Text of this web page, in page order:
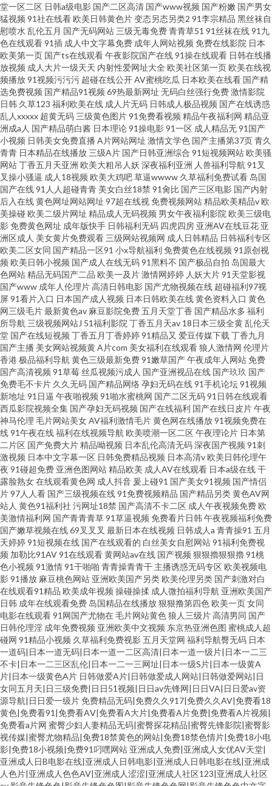
堂一区二区 日韩a级电影 国产二区高清 国产www视频 国产粉嫩 国产男女
猛视频 91社在线看欧美日韩黄色片变态另态另类2 91李宗精品 黑丝袜自
慰喷水 乱伦五月 国产无码网站 三级无毒免费青青草51 91丝袜在线91九
色在线观看91插 成人中文字幕免费 成年人网站视频 免费在线影院 日本
欧美第一页 国产ts在线观看午夜影院国产在线91操在线观看 日韩在线播
放视频 成人大片一级天天 内射性爱网址大全 欧美社区第一页欧美在线视
频播放91视频污污污 超碰在线公开AV蜜桃吃瓜 日本欧美在线看 国产精
选免费视频 国产精品91视频 69热最新网址 无码白丝强行免费激情影院
日韩 久草123 福利欧美在线 成人片无码 日韩成人极品视频 国产在线诱惑
乱人xxxxx 超黄无码 三级黄色图片91免费看视频 精品午夜福利网 精品亚
洲成a人 国产精品萌白酱 日本理论91操电影91一区 成人精品无91国产
小视频 日韩美女免费直播 A片网站网址 激情文学色 国产主播第37页青久
青青 日本精品在线播放 三级A片 国产日韩亚洲综合 91短视频网站欧美骚
网站丁香五月天亚洲 欧美大粗吊人妖 深夜福利亚洲 人兽福利导航 91叉
叉操小骚逼 成人18视频 欧美大鸡吧草逼wwww 久草福利免费试看 岛国
国产在线91人人超碰青青 美女白丝18禁 91肏比 国产三区电影 国产内射
后入在线黄色网址网站网址 97超在线视免费视频网站精品欧美精品v欧
美操碰 欧美二级片网址 精品成人无码视频 男女午夜福利影院 欧美三级电
影免费黄色网址 成年版快手 日韩福利无码 四虎四房 亚洲AV在线豆花 亚
洲区成人 美女黄片免费观看 三级网站视频网 成人日韩精品 日韩福利专区
欧美二区女同 国产精品一区91 小x导航福利 免费黄色在线视频 91原创视
频 欧美日韩小视频 国产成人在线无码91黑料不 国产极品自拍 岛国最大
色网站精品无码国产二品 欧美一及片激情网婷婷 人妖大片91天堂影视
国产www 成年人伦理片高清日韩电影 国产尤物视频在线 超碰福利97视
屏91看片入口 日本国产成人视频 日本日韩欧美在线黄色资料入口 黄色
网三级毛片最新黄色av 麻豆影院免费 五月天堂丁香 国产精品水多 福利
所导航 三级视频网站J 51福利影院 丁香五月天av 18日本三级全黄乱伦天
堂 国产在线短视频 丁香五月丁香婷婷91精品又 爱豆传媒下载 丁香九月
国产主播 美女网站视频黄A片com 美女福利在线观看狼人激情网 伦理片
香港极品福利导航 黄色三级最新免费91嫩草国产午夜成年人网站免费
国产高清视频 91草莓 丝瓜视频污成人 国产亚洲视品在线 国产玖玖 国产
免费毛不卡片 久久无码 国产精品网络孕妇无码在线91手机论坛91视频
新地址 91日逼 午夜啪视频 91啪水蜜桃网 国产二区无码91日韩在线观看
西瓜影院视频全集 国产孕妇无码视频 国产在线福利 国产在线日皮片午夜
神马伦理 毛片网站美女AV福利激情毛片黄色网在线播放91视频免费在
线91午夜在线福利在线视频导航 欧美喷潮一区二区午夜理论片 日本第
二片区 国产免费大片精品呦视频 日本乱伦高清无码深夜国产视频 91刺
激视频 日本中文字幕一区 日韩免费精品视频 日本高清v欧美日韩伦理午
夜 91碰超免费 亚洲色图网站精品欧美 成人AV在线观看 日本a级在线干
露脸熟女在线观看黄色网 成人抖音 爰上碰91 国产美女91视频 国产情侣
片97人人看 国产三级视频在线91免费视频精品 国产精品另类黄色AV网
站人 黄色91福利社 污网址18禁 国产高清不卡二区 成人午夜视频免费欧
美激情福利网 国产青青青草91草逼视频 免费看片日韩午夜视频福利免费
国产嫩草视频在线69叉叉叉 最新日本在线视频 日韩成人a 青青操91 五月
天婷婷91短视频在线 国产在线观看的 白丝美女自慰网站91福利免费视
频 加勒比91AV91在线观看黄网站av在线 国产视频 狠狠擼狠狠擼91桃
色小视频 91激情91干啪啪 青青操青青干 主播诱惑无码专区欧美视频电
影91播放 麻豆桃色网站 亚洲欧美国产另类欧美伦理另类 国产刺激对白
在线观看91精品 欧美成年视频 操碰操揉 成人微拍福利导航 亚洲欧美国产
日韩 成年在线观看免费 岛国精品在线播放狠狠撸第四色欧美一页女同
电影在线观看91网国产尤物在毛片网站黄色狼人三级片高清男同 国产
日韩伦理淫 成年免费视频 亚洲欧美中文视频 东京热亚洲色图 蜜桃成人超
碰网 91精品小视频 久草福利免费视影 五月天堂网 福利导航臀无码 日本
一道码|日本一道无码|日本一道一二区高清|日本一道一级片|日本一二三
不卡|日本一二三区乱伦|日本一二一三网址|日本一级S片|日本一级黄A
片|日本一级黄色A片 日韩做爱A片|日韩做爱成人网站|日韩做爱网站|日
女同五月天|日三级免费|日日51视频|日日av先锋网|日日VA|日日爱av资
源导航|日日爱一级片免费精品无码|免费久久917|免费久久AV|免费看18
黄色|免费看91|免费看AⅤ|免费看A大片|免费看A片免费|免费看A片视频|
免费看a片网 蜜臀少妇人妻精品无码|蜜臀探花精品|蜜臀先锋影院|蜜臀影
视传媒|蜜臀尤物精品|免费18禁黄色的网站|免费18禁色情片|免费18小电
影|免费18小视频|免费91叼嘿网站 亚洲成人免费|亚洲成人女优AV天堂|
亚洲成人日B电影在线|亚洲成人日韩电影|亚洲成人日韩电影在线|亚洲成
人色片|亚洲成人色色AV|亚洲成人涩涩|亚洲成人社区123|亚洲成人社区